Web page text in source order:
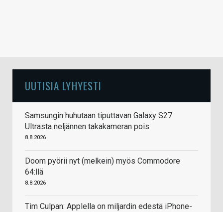
UUTISIA LYHYESTI
Samsungin huhutaan tiputtavan Galaxy S27
Ultrasta neljännen takakameran pois
8.8.2026
Doom pyörii nyt (melkein) myös Commodore
64:llä
8.8.2026
Tim Culpan: Applella on miljardin edestä iPhone-